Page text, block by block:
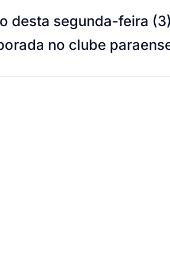
desta segunda-feira
no clube